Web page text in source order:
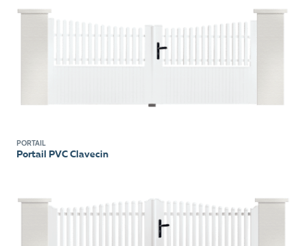
PORTAIL
Portail PVC Clavecin